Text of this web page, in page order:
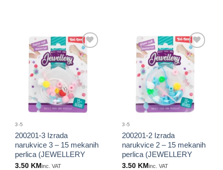
Sačuvaj
proizvod
3-5
200201-3 Izrada
narukvice 3 – 15 mekanih
perlica (JEWELLERY
COLLECTION)
3.50 KM inc. VAT
Sačuvaj
proizvod
3-5
200201-2 Izrada
narukvice 2 – 15 mekanih
perlica (JEWELLERY
COLLECTION)
3.50 KM inc. VAT